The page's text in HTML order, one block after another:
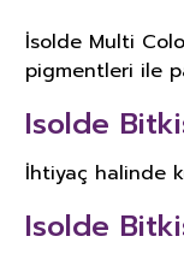
İsolde Multi
pigmentleri ile
Isolde
İhtiyaç halinde
Isolde